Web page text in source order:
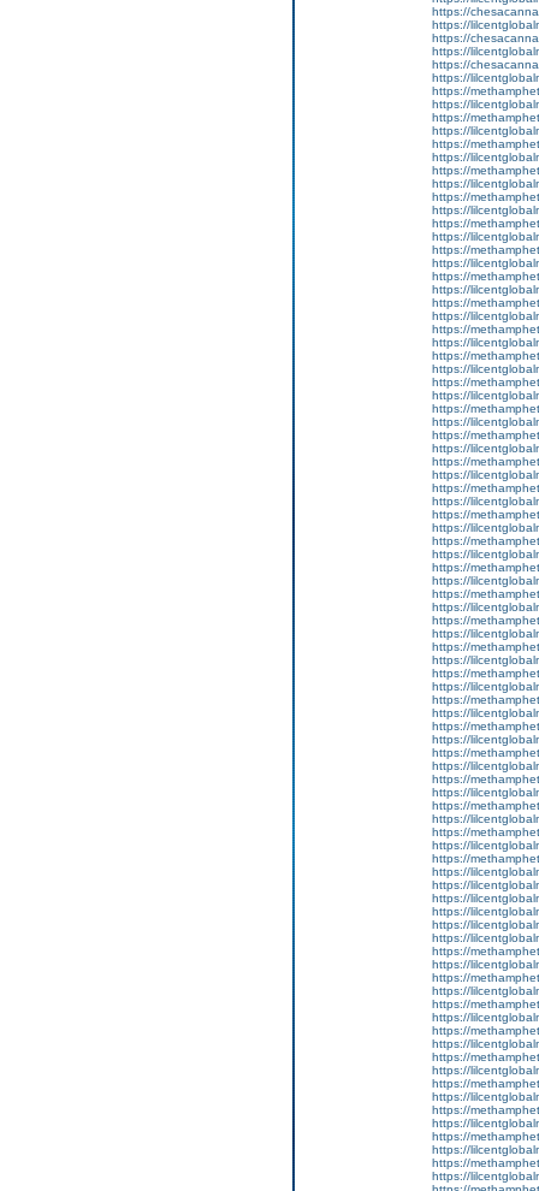
https://
https://
https://
https://
https://
https://
https://
https://
https://
https://
https://
https://
https://
https://
https://
https://
https://
https://
https://
https://
https://
https://
https://
https://
https://
https://
https://
https://
https://
https://
https://
https://
https://
https://
https://
https://
https://
https://
https://
https://
https://
https://
https://
https://
https://
https://
https://
https://
https://
https://
https://
https://
https://
https://
https://
https://
https://
https://
https://
https://
https://
https://
https://
https://
https://
https://
https://
https://
https://
https://
https://
https://
https://
https://
https://
https://
https://
https://
https://
https://
https://
https://
https://
https://
https://
https://
https://
https://
https://